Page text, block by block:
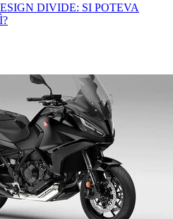
DIVIDE: SI POTEVA